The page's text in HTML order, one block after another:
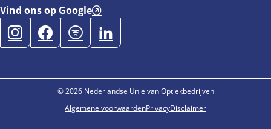
Vind ons op Google
© 2026 Nederlandse Unie van Optiekbedrijven
Algemene voorwaardenPrivacyDisclaimer